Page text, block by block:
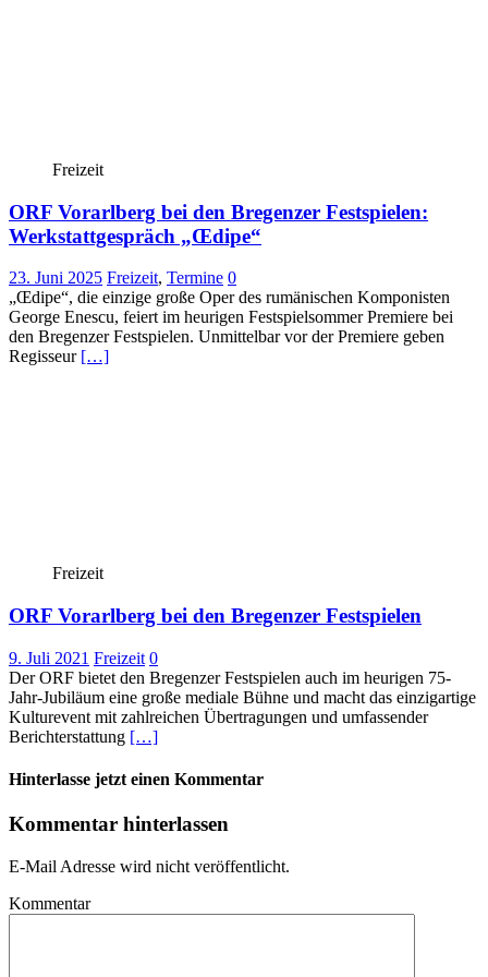
Freizeit
ORF Vorarlberg bei den Bregenzer Festspielen:
Werkstattgespräch „Œdipe“
23. Juni 2025 Freizeit, Termine 0
„Œdipe“, die einzige große Oper des rumänischen Komponisten
George Enescu, feiert im heurigen Festspielsommer Premiere bei
den Bregenzer Festspielen. Unmittelbar vor der Premiere geben
Regisseur […]
Freizeit
ORF Vorarlberg bei den Bregenzer Festspielen
9. Juli 2021 Freizeit 0
Der ORF bietet den Bregenzer Festspielen auch im heurigen 75-
Jahr-Jubiläum eine große mediale Bühne und macht das einzigartige
Kulturevent mit zahlreichen Übertragungen und umfassender
Berichterstattung […]
Hinterlasse jetzt einen Kommentar
Kommentar hinterlassen
E-Mail Adresse wird nicht veröffentlicht.
Kommentar